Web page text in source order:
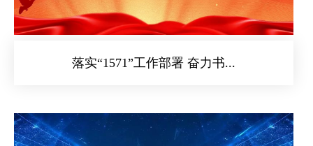
落实“1571”工作部署 奋力书...